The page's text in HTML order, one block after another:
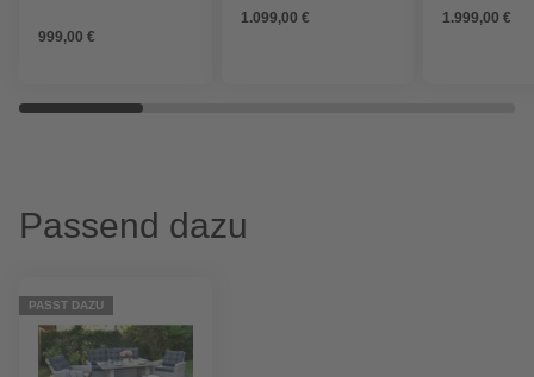
999,00 €
1.099,00 €
1.999,00 €
Passend dazu
PASST DAZU